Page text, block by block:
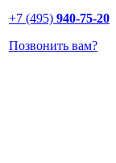
+7 (495) 940-75-20
Позвонить вам?